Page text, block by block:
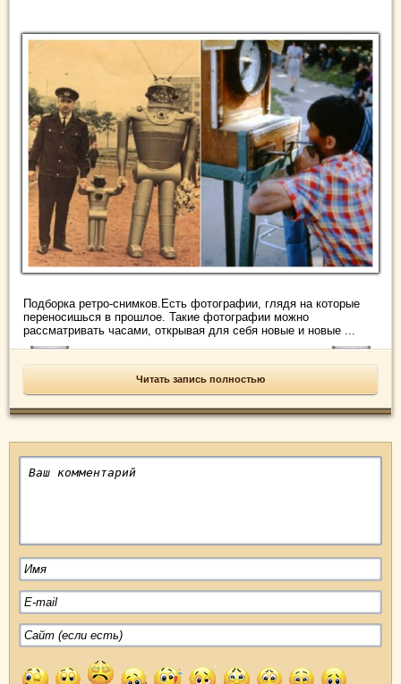
Подборка ретро-снимков.Есть фотографии, глядя на которые
переносишься в прошлое. Такие фотографии можно
рассматривать часами, открывая для себя новые и новые ...
Читать запись полностью